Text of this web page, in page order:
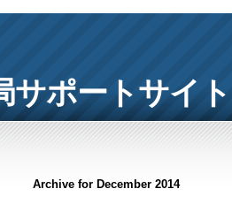
サポートサイト
Archive for December 2014